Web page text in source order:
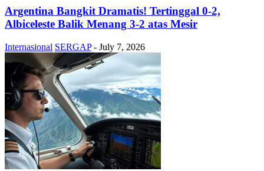
Argentina Bangkit Dramatis! Tertinggal 0-2,
Albiceleste Balik Menang 3-2 atas Mesir
Internasional SERGAP - July 7, 2026